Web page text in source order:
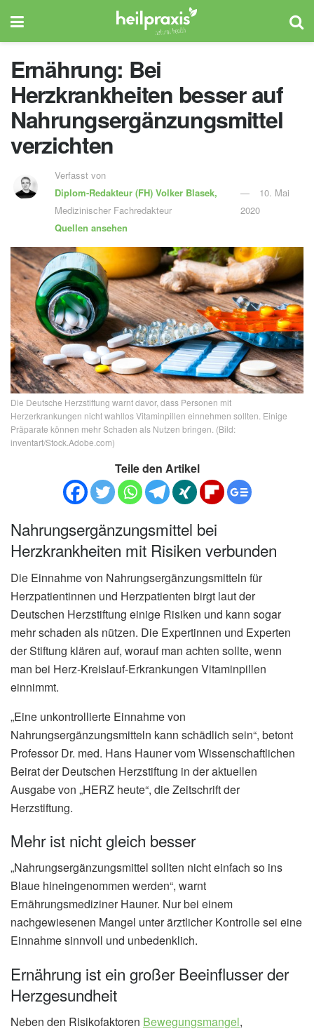
Ernährung: Bei
Herzkrankheiten besser auf
Nahrungsergänzungsmittel
verzichten
Verfasst von
Diplom-Redakteur (FH) Volker Blasek,
Medizinischer Fachredakteur
Quellen ansehen
10. Mai
2020
Die Deutsche Herzstiftung warnt davor, dass Personen mit
Herzerkrankungen nicht wahllos Vitaminpillen einnehmen sollten. Einige
Präparate können mehr Schaden als Nutzen bringen. (Bild:
inventart/Stock.Adobe.com)
Teile den Artikel
Nahrungsergänzungsmittel bei
Herzkrankheiten mit Risiken verbunden
Die Einnahme von Nahrungsergänzungsmitteln für
Herzpatientinnen und Herzpatienten birgt laut der
Deutschen Herzstiftung einige Risiken und kann sogar
mehr schaden als nützen. Die Expertinnen und Experten
der Stiftung klären auf, worauf man achten sollte, wenn
man bei Herz-Kreislauf-Erkrankungen Vitaminpillen
einnimmt.
„Eine unkontrollierte Einnahme von
Nahrungsergänzungsmitteln kann schädlich sein“, betont
Professor Dr. med. Hans Hauner vom Wissenschaftlichen
Beirat der Deutschen Herzstiftung in der aktuellen
Ausgabe von „HERZ heute“, die Zeitschrift der
Herzstiftung.
Mehr ist nicht gleich besser
„Nahrungsergänzungsmittel sollten nicht einfach so ins
Blaue hineingenommen werden“, warnt
Ernährungsmediziner Hauner. Nur bei einem
nachgewiesenen Mangel unter ärztlicher Kontrolle sei eine
Einnahme sinnvoll und unbedenklich.
Ernährung ist ein großer Beeinflusser der
Herzgesundheit
Neben den Risikofaktoren Bewegungsmangel,